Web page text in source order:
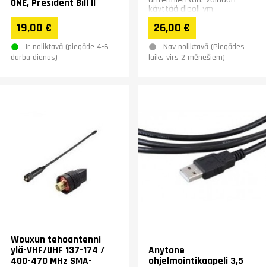
ONE, President Bill II
19,00 €
Ir noliktavā (piegāde 4-6
darba dienas)
käyttää dipoli ym.
vastaavien antennien
keskieristimenä ja
päätyeristiminä....
26,00 €
Nav noliktavā (Piegādes
laiks virs 2 mēnešiem)
Wouxun tehoantenni
ylä-VHF/UHF 137-174 /
400-470 MHz SMA-
Anytone
ohjelmointikaapeli 3,5